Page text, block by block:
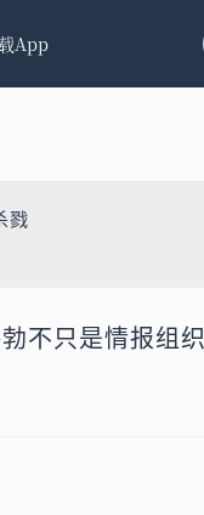
App
戮
不只是情报组织